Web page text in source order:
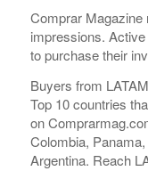
Comprar Magazine
impressions.
to purchase their
Buyers from
Top 10 countries
on
Colombia,
Argentina. Reach